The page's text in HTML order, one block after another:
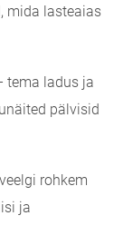
mida lasteaias
tema ladus ja
pälvisid
rohkem
ja